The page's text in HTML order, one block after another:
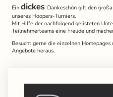
Ein dickes Dankeschön gilt den
unseres Hoopers-Turniers.
Mit Hilfe der nachfolgend gelisteten
Teilnehmerteams eine Freude und
Besucht gerne die einzelnen
Angebote heraus.